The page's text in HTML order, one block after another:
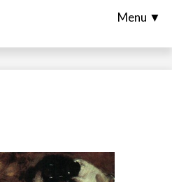
Menu ▼